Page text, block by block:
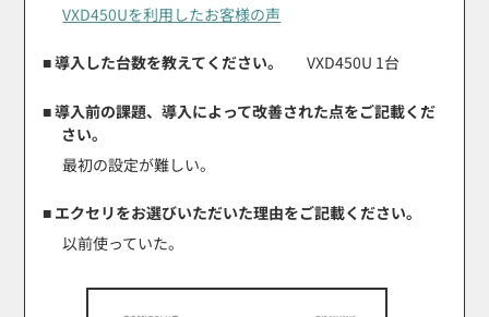
VXD450Uを利用したお客様の声
■ 導入した台数を教えてください。 VXD450U 1台
■ 導入前の課題、導入によって改善された点をご記載くだ
さい。
最初の設定が難しい。
■ エクセリをお選びいただいた理由をご記載ください。
以前使っていた。